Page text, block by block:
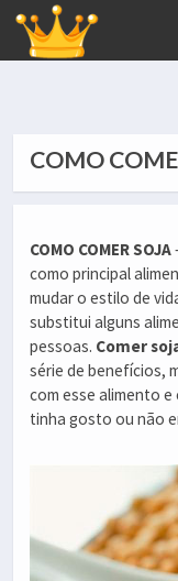
COMO
COMO COMER SOJA
como principal
mudar o estilo de
substitui alguns
pessoas. Comer
série de benefícios,
com esse alimento
tinha gosto ou não